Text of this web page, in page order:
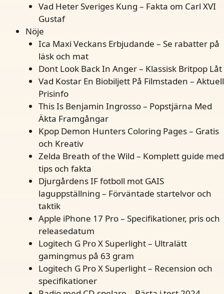
Vad Heter Sveriges Kung – Fakta om Carl XVI
Gustaf
Nöje
Ica Maxi Veckans Erbjudande – Se rabatter på
läsk och mat
Dont Look Back In Anger – Klassisk Britpop Låt
Vad Kostar En Biobiljett På Filmstaden – Aktuell
Prisinfo
This Is Benjamin Ingrosso – Popstjärna Med
Äkta Framgångar
Kpop Demon Hunters Coloring Pages – Gratis
och Kreativ
Zelda Breath of the Wild – Komplett guide med
tips och fakta
Djurgårdens IF fotboll mot GAIS
laguppställning – Förväntade startelvor och
taktik
Apple iPhone 17 Pro – Specifikationer, pris och
releasedatum
Logitech G Pro X Superlight – Ultralätt
gamingmus på 63 gram
Logitech G Pro X Superlight – Recension och
specifikationer